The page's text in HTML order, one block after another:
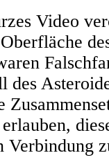
Video
des
Verbindung